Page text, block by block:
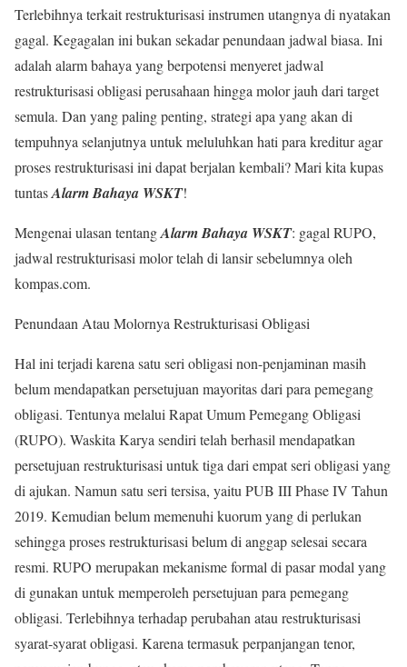
Terlebihnya terkait restrukturisasi instrumen utangnya di nyatakan
gagal. Kegagalan ini bukan sekadar penundaan jadwal biasa. Ini
adalah alarm bahaya yang berpotensi menyeret jadwal
restrukturisasi obligasi perusahaan hingga molor jauh dari target
semula. Dan yang paling penting, strategi apa yang akan di
tempuhnya selanjutnya untuk meluluhkan hati para kreditur agar
proses restrukturisasi ini dapat berjalan kembali? Mari kita kupas
tuntasAlarm Bahaya WSKT!
Mengenai ulasan tentangAlarm Bahaya WSKT: gagal RUPO,
jadwal restrukturisasi molor telah di lansir sebelumnya oleh
kompas.com.
Penundaan Atau Molornya Restrukturisasi Obligasi
Hal ini terjadi karena satu seri obligasi non-penjaminan masih
belum mendapatkan persetujuan mayoritas dari para pemegang
obligasi. Tentunya melalui Rapat Umum Pemegang Obligasi
(RUPO). Waskita Karya sendiri telah berhasil mendapatkan
persetujuan restrukturisasi untuk tiga dari empat seri obligasi yang
di ajukan. Namun satu seri tersisa, yaitu PUB III Phase IV Tahun
2019. Kemudian belum memenuhi kuorum yang di perlukan
sehingga proses restrukturisasi belum di anggap selesai secara
resmi. RUPO merupakan mekanisme formal di pasar modal yang
di gunakan untuk memperoleh persetujuan para pemegang
obligasi. Terlebihnya terhadap perubahan atau restrukturisasi
syarat-syarat obligasi. Karena termasuk perpanjangan tenor,